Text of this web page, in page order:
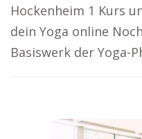
Hockenheim 1 Kurs
dein Yoga online
Basiswerk der Yoga-